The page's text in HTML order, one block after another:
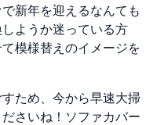
新年を迎えるなんても
ようか迷っている方
模様替えのイメージを
ため、今から早速大掃
さいね！ソファカバー